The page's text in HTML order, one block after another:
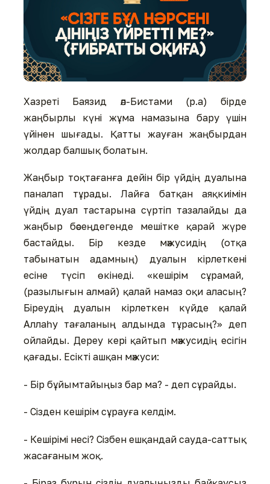
Хазреті Баязид әл-Бистами (р.а) бірде
жаңбырлы күні жұма намазына бару үшін
үйінен шығады. Қатты жауған жаңбырдан
жолдар балшық болатын.
Жаңбыр тоқтағанға дейін бір үйдің дуалына
паналап тұрады. Лайға батқан аяқкиімін
үйдің дуал тастарына сүртіп тазалайды да
жаңбыр бәсеңдегенде мешітке қарай жүре
бастайды. Бір кезде мәжусидің (отқа
табынатын адамның) дуалын кірлеткені
есіне түсіп өкінеді. «кешірім сұрамай,
(разылығын алмай) қалай намаз оқи аласың?
Біреудің дуалын кірлеткен күйде қалай
Аллаһу тағаланың алдында тұрасың?» деп
ойлайды. Дереу кері қайтып мәжусидің есігін
қағады. Есікті ашқан мәжуси:
- Бір бұйымтайыңыз бар ма? - деп сұрайды.
- Сізден кешірім сұрауға келдім.
- Кешірімі несі? Сізбен ешқандай сауда-саттық
жасағаным жоқ.